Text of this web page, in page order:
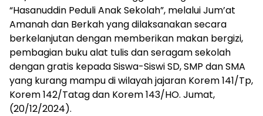
“Hasanuddin Peduli Anak Sekolah”, melalui Jum’at
Amanah dan Berkah yang dilaksanakan secara
berkelanjutan dengan memberikan makan bergizi,
pembagian buku alat tulis dan seragam sekolah
dengan gratis kepada Siswa-Siswi SD, SMP dan SMA
yang kurang mampu di wilayah jajaran Korem 141/Tp,
Korem 142/Tatag dan Korem 143/HO. Jumat,
(20/12/2024).